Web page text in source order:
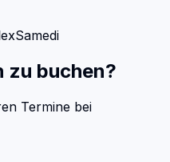
Samedi
zu buchen?
Termine bei